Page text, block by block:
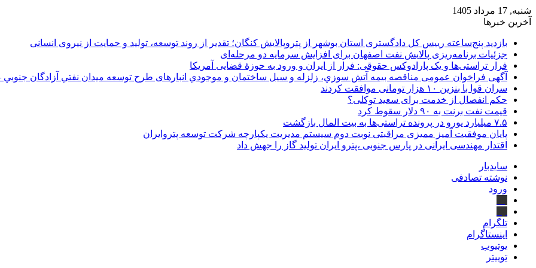
شنبه, 17 مرداد 1405
آخرین خبرها
بازدید پنج‌ساعته رییس کل دادگستری استان بوشهر از پتروپالایش کنگان؛ تقدیر از روند توسعه، تولید و حمایت از نیروی انسانی
جزئیات برنامه‌ریزی پالایش نفت اصفهان برای افزایش سرمایه دو مرحله‌ای
فرار تراستی‌ها و یک پارادوکس حقوقی: فرار از ایران و ورود به حوزۀ قضایی آمریکا
آگهی فراخوان عمومی مناقصه بيمه آتش سوزي، زلزله و سیل ساختمان و موجودي انبارهای طرح توسعه ميدان نفتي آزادگان جنوبي
سران قوا با بنزین ۱۰ هزار تومانی موافقت کردند
حکم انفصال از خدمت برای سعید توکلی؟
قیمت نفت برنت به ۹۰ دلار سقوط کرد
۷.۵ میلیارد یورو در پرونده تراستی‌ها به بیت المال بازگشت
پایان موفقیت آمیز ممیزی مراقبتی نوبت دوم سیستم مدیریت یکپارچه شرکت توسعه پتروایران
اقتدار مهندسی ایرانی در پارس جنوبی ،پترو ایران تولید گاز را جهش داد
سایدبار
نوشته تصادفی
ورود
تلگرام
اینستاگرام
یوتیوب
توییتر